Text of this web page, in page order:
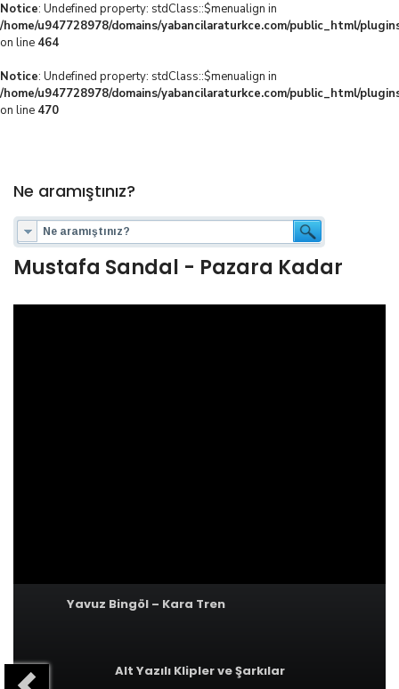
Notice: Undefined property: stdClass::$menualign in
/home/u947728978/domains/yabancilaraturkce.com/public_html/
on line 464
Notice: Undefined property: stdClass::$menualign in
/home/u947728978/domains/yabancilaraturkce.com/public_html/
on line 470
Ne aramıştınız?
Mustafa Sandal - Pazara Kadar
Yavuz Bingöl – Kara Tren
Alt Yazılı Klipler ve Şarkılar